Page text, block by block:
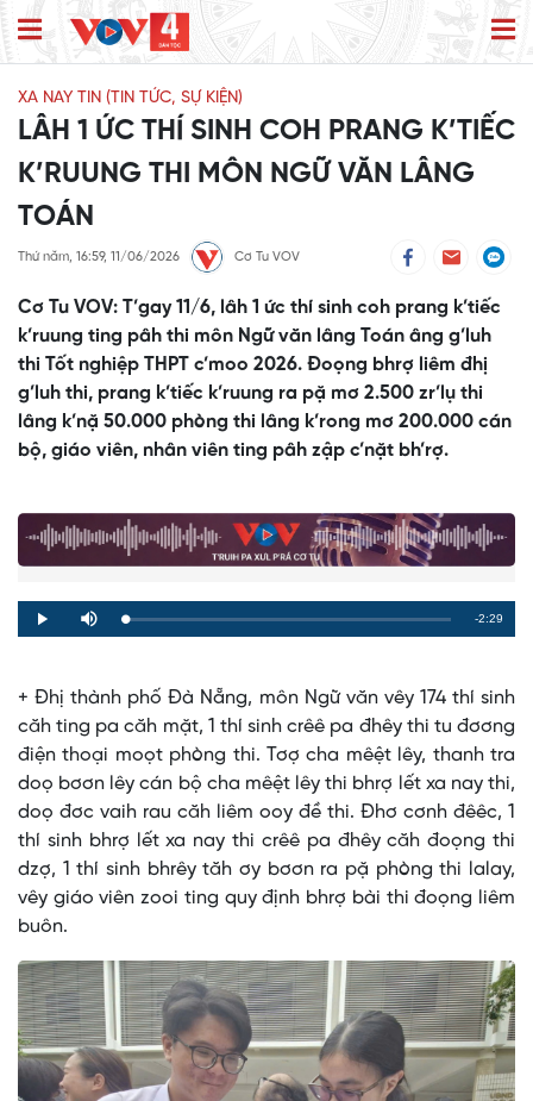
XA NAY TIN (TIN TỨC, SỰ KIỆN)
LÂH 1 ỨC THÍ SINH COH PRANG K’TIẾC
K’RUUNG THI MÔN NGỮ VĂN LÂNG
TOÁN
Thứ năm, 16:59, 11/06/2026 Cơ Tu VOV
Cơ Tu VOV: T’gay 11/6, lâh 1 ức thí sinh coh prang k’tiếc
k’ruung ting pâh thi môn Ngữ văn lâng Toán âng g’luh
thi Tốt nghiệp THPT c’moo 2026. Đoọng bhrợ liêm đhị
g’luh thi, prang k’tiếc k’ruung ra pặ mơ 2.500 zr’lụ thi
lâng k’nặ 50.000 phòng thi lâng k’rong mơ 200.000 cán
bộ, giáo viên, nhân viên ting pâh zập c’nặt bh’rợ.
Play Mute Loaded:
0%
Progress:
0%
Remaining
-2:29
+ Đhị thành phố Đà Nẵng, môn Ngữ văn vêy 174 thí sinh
căh ting pa căh mặt, 1 thí sinh crêê pa đhêy thi tu đơơng
điện thoại moọt phòng thi. Tơợ cha mêệt lêy, thanh tra
doọ bơơn lêy cán bộ cha mêệt lêy thi bhrợ lết xa nay thi,
doọ đơc vaih rau căh liêm ooy đề thi. Đhơ cơnh đêêc, 1
thí sinh bhrợ lết xa nay thi crêê pa đhêy căh đoọng thi
dzợ, 1 thí sinh bhrêy tăh ơy bơơn ra pặ phòng thi lalay,
vêy giáo viên zooi ting quy định bhrợ bài thi đoọng liêm
buôn.